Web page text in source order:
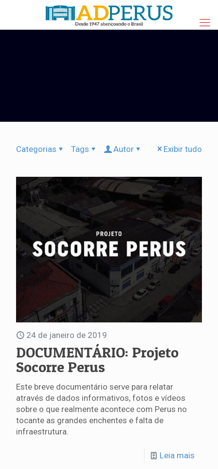
Categorias Tags Autor Exibir tudo
24 de janeiro de 2019
DOCUMENTÁRIO: Projeto
Socorre Perus
Este breve documentário serve para relatar
através de dados informativos, fotos e vídeos
sobre o que realmente acontece com Perus no
tocante as grandes enchentes e falta de
infraestrutura.
Leia mais